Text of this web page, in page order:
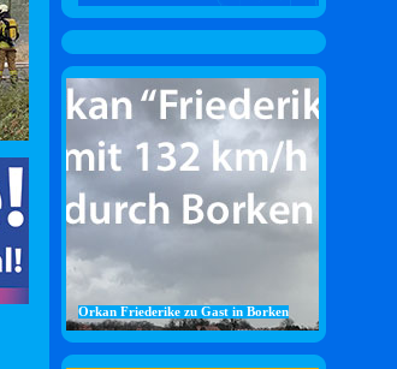
Orkan Friederike zu Gast in Borken